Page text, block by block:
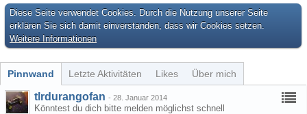
Diese Seite verwendet Cookies. Durch die Nutzung unserer Seite
erklären Sie sich damit einverstanden, dass wir Cookies setzen.
Weitere Informationen
Pinnwand Letzte Aktivitäten Likes Über mich
tlrdurangofan - 28. Januar 2014
Könntest du dich bitte melden möglichst schnell